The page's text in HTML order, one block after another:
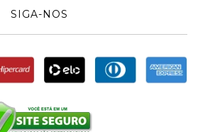
SIGA-NOS